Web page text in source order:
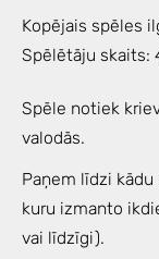
Kopējais spēles
Spēlētāju skaits:
Spēle notiek
valodās.
Paņem līdzi
kuru izmanto
vai līdzīgi).